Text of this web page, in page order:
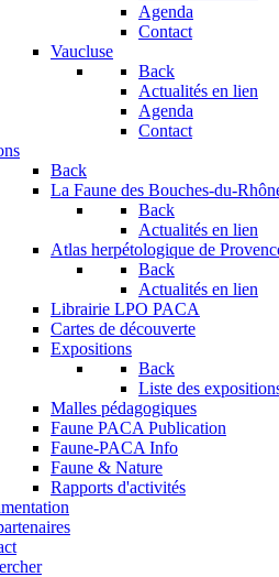
Agenda
Contact
Vaucluse
Back
Actualités en lien
Agenda
Contact
Back
La Faune des Bouches-du-
Back
Actualités en lien
Atlas herpétologique de
Back
Actualités en lien
Librairie LPO PACA
Cartes de découverte
Expositions
Back
Liste des
Malles pédagogiques
Faune PACA Publication
Faune-PACA Info
Faune & Nature
Rapports d'activités